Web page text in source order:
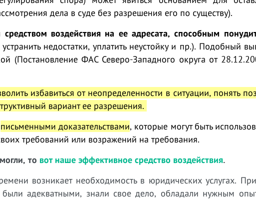
дела в суде без разрешения его по существу).
воздействия на ее адресата, способным
устранить недостатки, уплатить неустойку и пр.). Подобный
(Постановление ФАС Северо-Западного округа от
избавиться от неопределенности в ситуации, понять
вариант ее разрешения.
письменными доказательствами, которые могут быть
требований или возражений на требования.
то вот наше эффективное средство воздействия.
возникает необходимость в юридических услугах.
адекватными, знали свое дело, обладали нужным